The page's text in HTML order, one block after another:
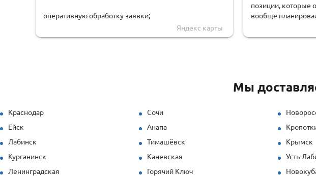
оперативную обработку заявки;
чёткую логистику и соблюдение сроков доставки;
нагрузках. Спасибо за профессионализм!
Яндекс карты
позиции, которые
вообще
тут и взяли
Мы
Краснодар Сочи
Ейск
Анапа
Лабинск
Тимашёвск Крымск
Курганинск
Каневская Усть-
Ленинградская
Горячий Ключ